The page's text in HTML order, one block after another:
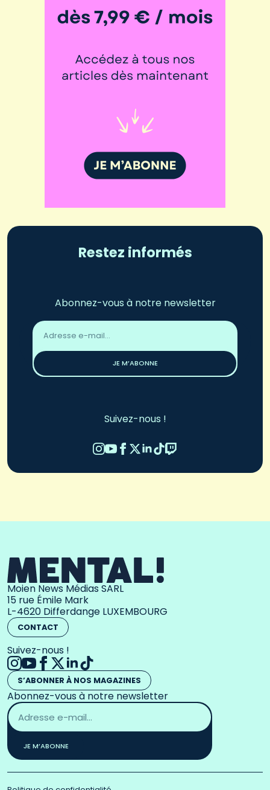
Restez informés
Abonnez-vous à notre newsletter
Adresse
email
JE M’ABONNE
Suivez-nous !
Moien News Médias SARL
15 rue Émile Mark
L-4620 Differdange LUXEMBOURG
CONTACT
Suivez-nous !
S’ABONNER À NOS MAGAZINES
Abonnez-vous à notre newsletter
Adresse
email
*
JE M’ABONNE